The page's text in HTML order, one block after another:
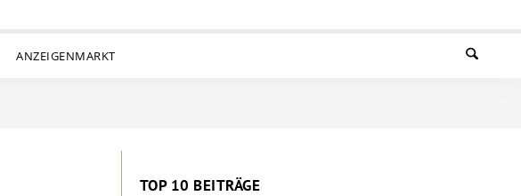
ANZEIGENMARKT
TOP 10 BEITRÄGE